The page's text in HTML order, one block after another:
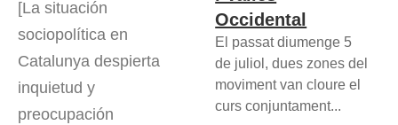
[La situación
sociopolítica en
Catalunya despierta
inquietud y
preocupación
Occidental
El passat diumenge 5
de juliol, dues zones del
moviment van cloure el
curs conjuntament...